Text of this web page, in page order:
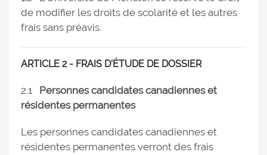
de modifier les droits de scolarité et les autres
frais sans préavis.
ARTICLE 2 - FRAIS D’ÉTUDE DE DOSSIER
2.1 Personnes candidates canadiennes et
résidentes permanentes
Les personnes candidates canadiennes et
résidentes permanentes verront des frais